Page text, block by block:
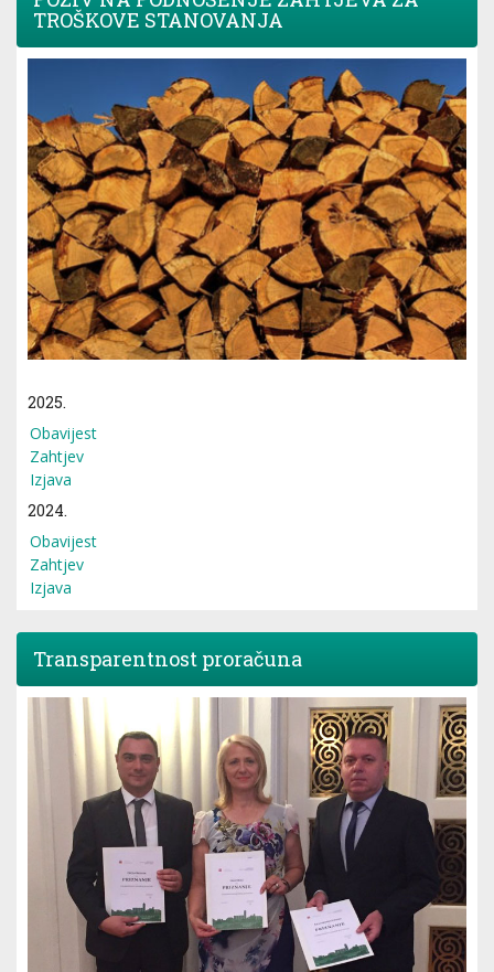
TROŠKOVE STANOVANJA
2025.
Obavijest
Zahtjev
Izjava
2024.
Obavijest
Zahtjev
Izjava
Transparentnost proračuna